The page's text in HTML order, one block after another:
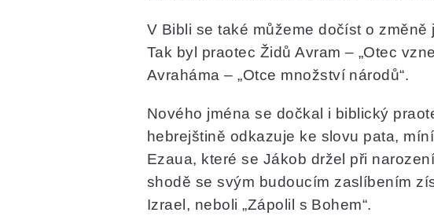
V Bibli se také můžeme dočíst o
Tak byl praotec Židů Avram – „Otec
Avraháma – „Otce množství národů“.
Nového jména se dočkal i biblický
hebrejštině odkazuje ke slovu pata,
Ezaua, které se Jákob držel při
shodě se svým budoucím zaslíbením
Izrael, neboli „Zápolil s Bohem“.